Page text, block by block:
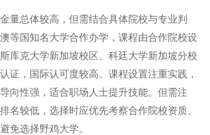
量总体较高，但需结合具体院校与专业判
等国知名大学合作办学，课程由合作院校设
库克大学新加坡校区、科廷大学新加坡分校
证，国际认可度较高。课程设置注重实践，
向性强，适合职场人士提升技能。但需注
名较低，选择时应优先考察合作院校资质、
免选择野鸡大学。